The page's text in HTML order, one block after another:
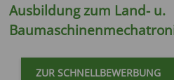
Ausbildung zum Land- u.
ZUR SCHNELLBEWERBUNG